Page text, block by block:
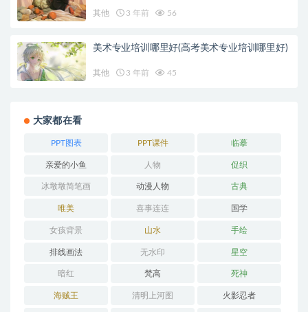
其他 3 年前 56
美术专业培训哪里好(高考美术专业培训哪里好)
其他 3 年前 45
大家都在看
PPT图表 PPT课件 临摹
亲爱的小鱼 人物 促织
冰墩墩简笔画 动漫人物 古典
唯美 喜事连连 国学
女孩背景 山水 手绘
排线画法 无水印 星空
暗红 梵高 死神
海贼王 清明上河图 火影忍者